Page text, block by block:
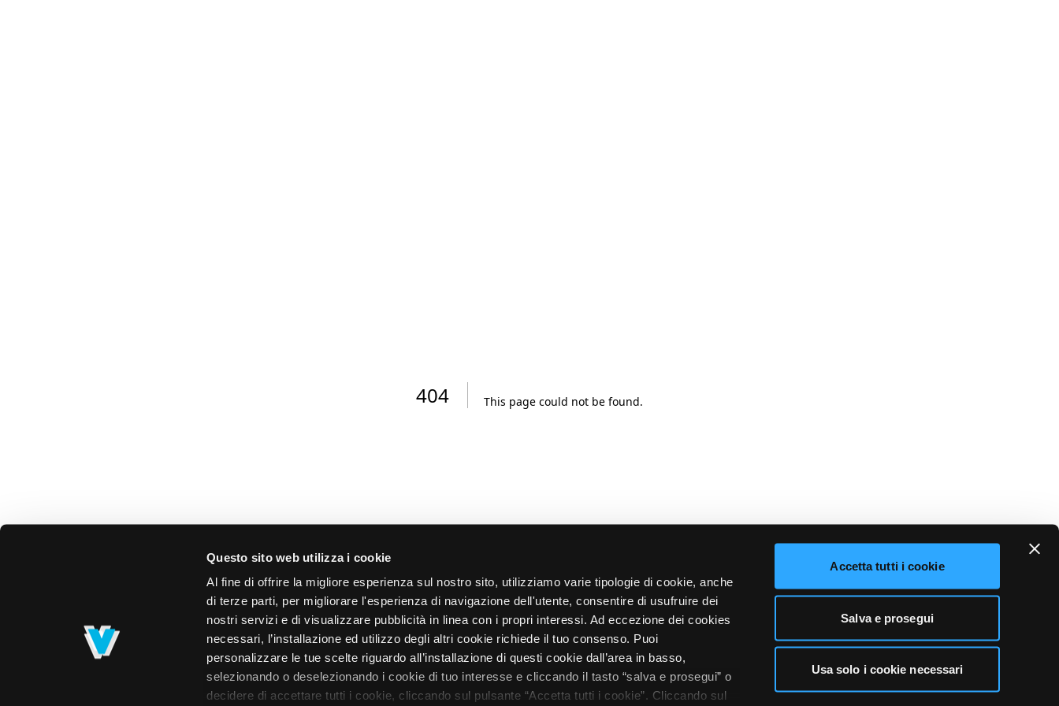
Questo sito web utilizza i cookie
Al fine di offrire la migliore esperienza sul nostro sito, utilizziamo varie tipologie di cookie, anche
di terze parti, per migliorare l'esperienza di navigazione dell'utente, consentire di usufruire dei
nostri servizi e di visualizzare pubblicità in linea con i propri interessi. Ad eccezione dei cookies
necessari, l’installazione ed utilizzo degli altri cookie richiede il tuo consenso. Puoi
personalizzare le tue scelte riguardo all’installazione di questi cookie dall’area in basso,
selezionando o deselezionando i cookie di tuo interesse e cliccando il tasto “salva e prosegui” o
decidere di accettare tutti i cookie, cliccando sul pulsante “Accetta tutti i cookie”. Cliccando sul
Accetta tutti i cookie
Salva e prosegui
Usa solo i cookie necessari
404 This page could not be found.